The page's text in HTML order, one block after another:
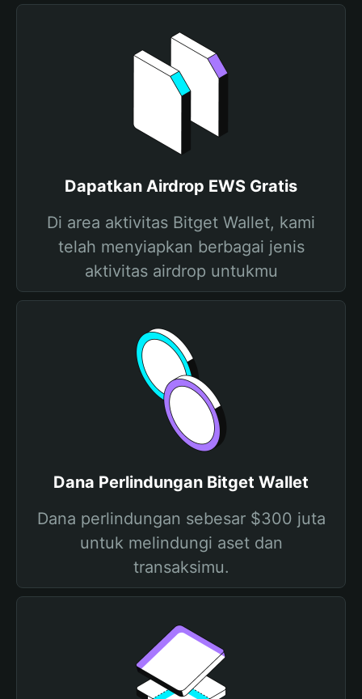
Dapatkan Airdrop EWS Gratis
Di area aktivitas Bitget Wallet, kami
telah menyiapkan berbagai jenis
aktivitas airdrop untukmu
Dana Perlindungan Bitget Wallet
Dana perlindungan sebesar $300 juta
untuk melindungi aset dan
transaksimu.